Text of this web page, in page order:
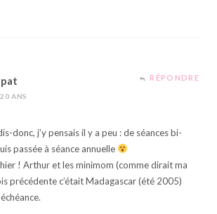
ANS
RÉPONDRE
donc, j’y pensais il y a peu : de séances bi-
passée à séance annuelle
! Arthur et les minimom (comme dirait ma
précédente c’était Madagascar (été 2005)